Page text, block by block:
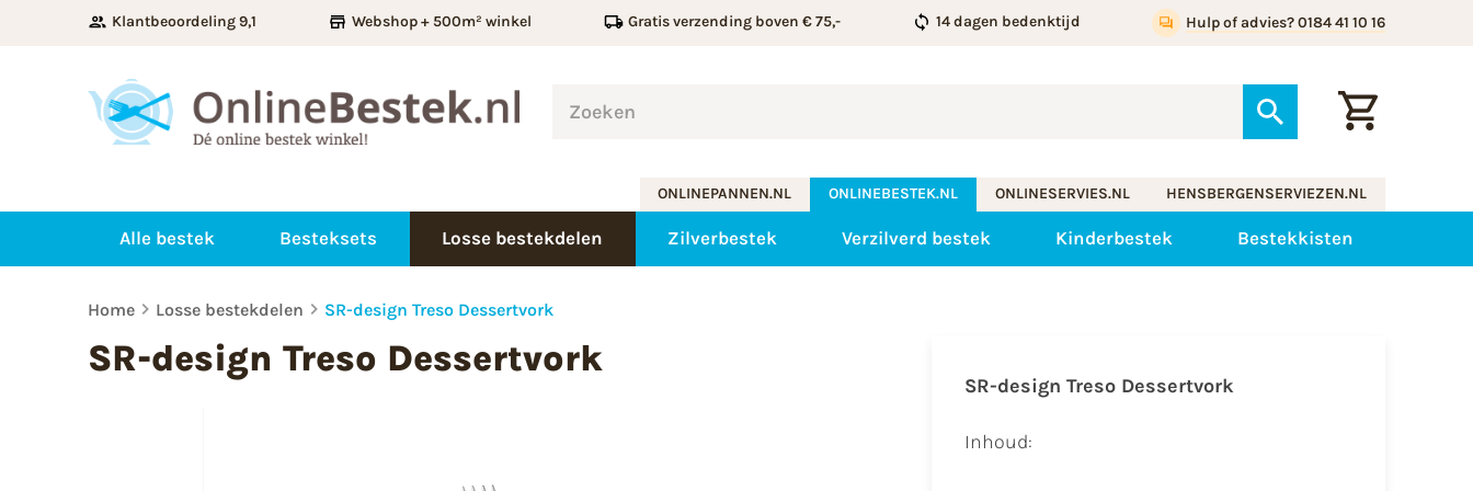
Klantbeoordeling 9,1 Webshop + 500m² winkel Gratis verzending boven € 75,- 14 dagen bedenktijd Hulp of advies? 0184 41 10 16
ONLINEPANNEN.NL ONLINEBESTEK.NL ONLINESERVIES.NL HENSBERGENSERVIEZEN.NL
Alle bestek Besteksets Losse bestekdelen Zilverbestek Verzilverd bestek Kinderbestek Bestekkisten
Home Losse bestekdelen SR-design Treso Dessertvork
SR-design Treso Dessertvork
SR-design Treso Dessertvork
Inhoud: